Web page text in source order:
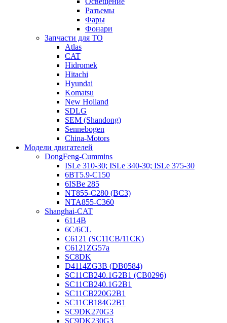
Разъемы
Фары
Фонари
Запчасти для ТО
Atlas
CAT
Hidromek
Hitachi
Hyundai
Komatsu
New Holland
SDLG
SEM (Shandong)
Sennebogen
China-Motors
Модели двигателей
DongFeng-Cummins
ISLe 310-30; ISLe 340-30; ISLe 375-30
6BT5.9-C150
6ISBe 285
NT855-C280 (BC3)
NTA855-C360
Shanghai-CAT
6114B
6C/6CL
C6121 (SC11CB/11CK)
C6121ZG57a
SC8DK
D4114ZG3B (DB0584)
SC11CB240.1G2B1 (CB0296)
SC11CB240.1G2B1
SC11CB220G2B1
SC11CB184G2B1
SC9DK270G3
SC9DK230G3